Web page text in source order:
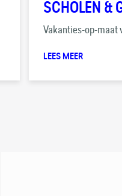
SCHOLEN &
Vakanties-op-maat
LEES MEER